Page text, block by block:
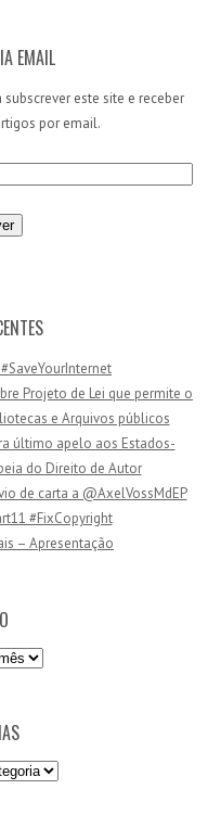
EMAIL
este site e receber
por email.
Projeto de Lei que permite o
e Arquivos públicos
último apelo aos Estados-
do Direito de Autor
de carta a @AxelVossMdEP
#FixCopyright
– Apresentação